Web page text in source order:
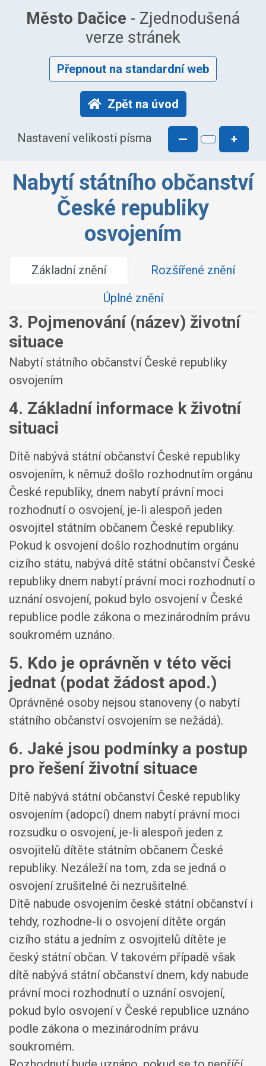
Město Dačice - Zjednodušená
verze stránek
Přepnout na standardní web
Zpět na úvod
Nastavení velikosti písma — +
Nabytí státního občanství
České republiky
osvojením
Základní znění
Rozšířené znění
Úplné znění
3. Pojmenování (název) životní
situace
Nabytí státního občanství České republiky
osvojením
4. Základní informace k životní
situaci
Dítě nabývá státní občanství České republiky
osvojením, k němuž došlo rozhodnutím orgánu
České republiky, dnem nabytí právní moci
rozhodnutí o osvojení, je-li alespoň jeden
osvojitel státním občanem České republiky.
Pokud k osvojení došlo rozhodnutím orgánu
cizího státu, nabývá dítě státní občanství České
republiky dnem nabytí právní moci rozhodnutí o
uznání osvojení, pokud bylo osvojení v České
republice podle zákona o mezinárodním právu
soukromém uznáno.
5. Kdo je oprávněn v této věci
jednat (podat žádost apod.)
Oprávněné osoby nejsou stanoveny (o nabytí
státního občanství osvojením se nežádá).
6. Jaké jsou podmínky a postup
pro řešení životní situace
Dítě nabývá státní občanství České republiky
osvojením (adopcí) dnem nabytí právní moci
rozsudku o osvojení, je-li alespoň jeden z
osvojitelů dítěte státním občanem České
republiky. Nezáleží na tom, zda se jedná o
osvojení zrušitelné či nezrušitelné.
Dítě nabude osvojením české státní občanství i
tehdy, rozhodne-li o osvojení dítěte orgán
cizího státu a jedním z osvojitelů dítěte je
český státní občan. V takovém případě však
dítě nabývá státní občanství dnem, kdy nabude
právní moci rozhodnutí o uznání osvojení,
pokud bylo osvojení v České republice uznáno
podle zákona o mezinárodním právu
soukromém.